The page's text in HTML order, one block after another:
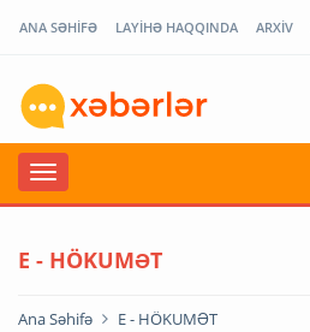
ANA SƏHİFƏ LAYİHƏ HAQQINDA ARXİV
E - HÖKUMƏT
Ana Səhifə E - HÖKUMƏT